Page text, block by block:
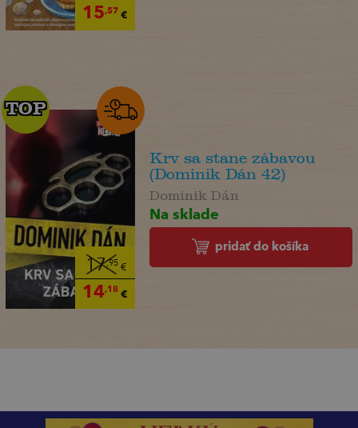
15,57 €
17,95€
14,18€
TOP
TOP
Krv sa stane zábavou
(Dominik Dán 42)
Dominik Dán
Na sklade
pridať do košíka